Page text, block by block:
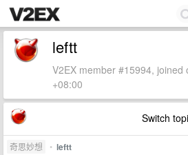
leftt
V2EX member #15994,
+08:00
Switch
奇思妙想 • leftt